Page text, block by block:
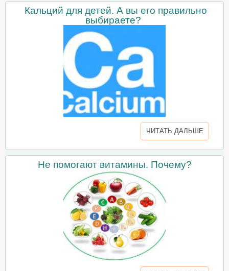
Кальций для детей. А вы его правильно
выбираете?
ЧИТАТЬ ДАЛЬШЕ
Не помогают витамины. Почему?